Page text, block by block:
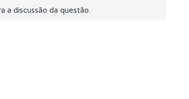
a discussão da questão.